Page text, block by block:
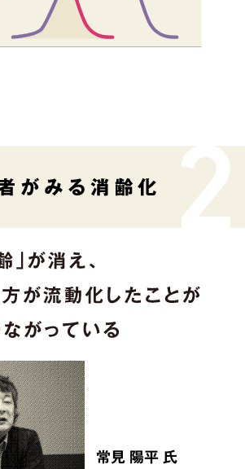
常見 陽平 氏